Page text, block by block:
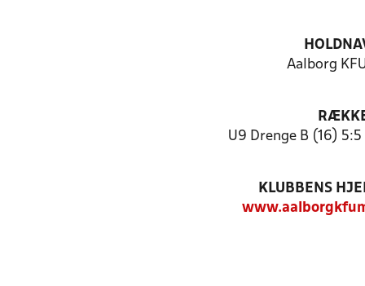
Aalborg
U9 Drenge B (16)
KLUBBENS